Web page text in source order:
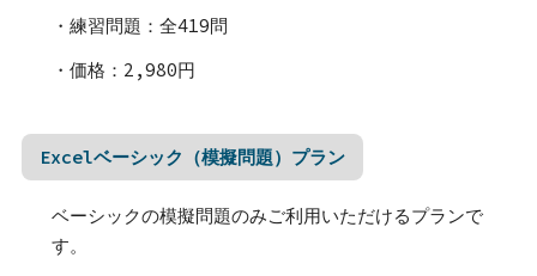
・練習問題：全419問
・価格：2,980円
Excelベーシック（模擬問題）プラン
ベーシックの模擬問題のみご利用いただけるプランで
す。